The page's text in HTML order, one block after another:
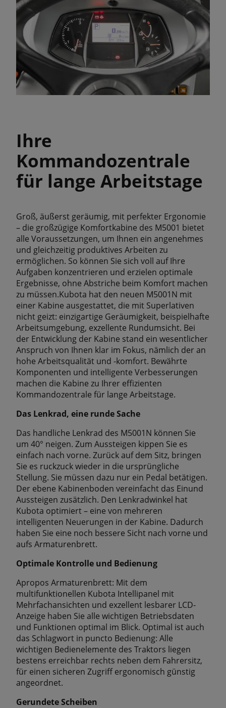
Ihre
Kommandozentrale
für lange Arbeitstage
Groß, äußerst geräumig, mit perfekter Ergonomie
– die großzügige Komfortkabine des M5001 bietet
alle Voraussetzungen, um Ihnen ein angenehmes
und gleichzeitig produktives Arbeiten zu
ermöglichen. So können Sie sich voll auf Ihre
Aufgaben konzentrieren und erzielen optimale
Ergebnisse, ohne Abstriche beim Komfort machen
zu müssen.Kubota hat den neuen M5001N mit
einer Kabine ausgestattet, die mit Superlativen
nicht geizt: einzigartige Geräumigkeit, beispielhafte
Arbeitsumgebung, exzellente Rundumsicht. Bei
der Entwicklung der Kabine stand ein wesentlicher
Anspruch von Ihnen klar im Fokus, nämlich der an
hohe Arbeitsqualität und -komfort. Bewährte
Komponenten und intelligente Verbesserungen
machen die Kabine zu Ihrer effizienten
Kommandozentrale für lange Arbeitstage.
Das Lenkrad, eine runde Sache
Das handliche Lenkrad des M5001N können Sie
um 40° neigen. Zum Aussteigen kippen Sie es
einfach nach vorne. Zurück auf dem Sitz, bringen
Sie es ruckzuck wieder in die ursprüngliche
Stellung. Sie müssen dazu nur ein Pedal betätigen.
Der ebene Kabinenboden vereinfacht das Einund
Aussteigen zusätzlich. Den Lenkradwinkel hat
Kubota optimiert – eine von mehreren
intelligenten Neuerungen in der Kabine. Dadurch
haben Sie eine noch bessere Sicht nach vorne und
aufs Armaturenbrett.
Optimale Kontrolle und Bedienung
Apropos Armaturenbrett: Mit dem
multifunktionellen Kubota Intellipanel mit
Mehrfachansichten und exzellent lesbarer LCD-
Anzeige haben Sie alle wichtigen Betriebsdaten
und Funktionen optimal im Blick. Optimal ist auch
das Schlagwort in puncto Bedienung: Alle
wichtigen Bedienelemente des Traktors liegen
bestens erreichbar rechts neben dem Fahrersitz,
für einen sicheren Zugriff ergonomisch günstig
angeordnet.
Gerundete Scheiben